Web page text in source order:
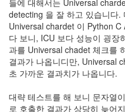
들에 대해서는 Universal
detecting 을 잘 하고 있습니다
Universal chardet 이 Python
다 보니, ICU 보다 성능이 굉장
과를 Universal chadet 체크를
결과가 나옵니디만, Universal
초 가까운 결과치가 나옵니다.
대략 테스트를 해 보니 문자열
로 호출한 결과가 상당히 늦어
방
전...
by
김
정
균
하